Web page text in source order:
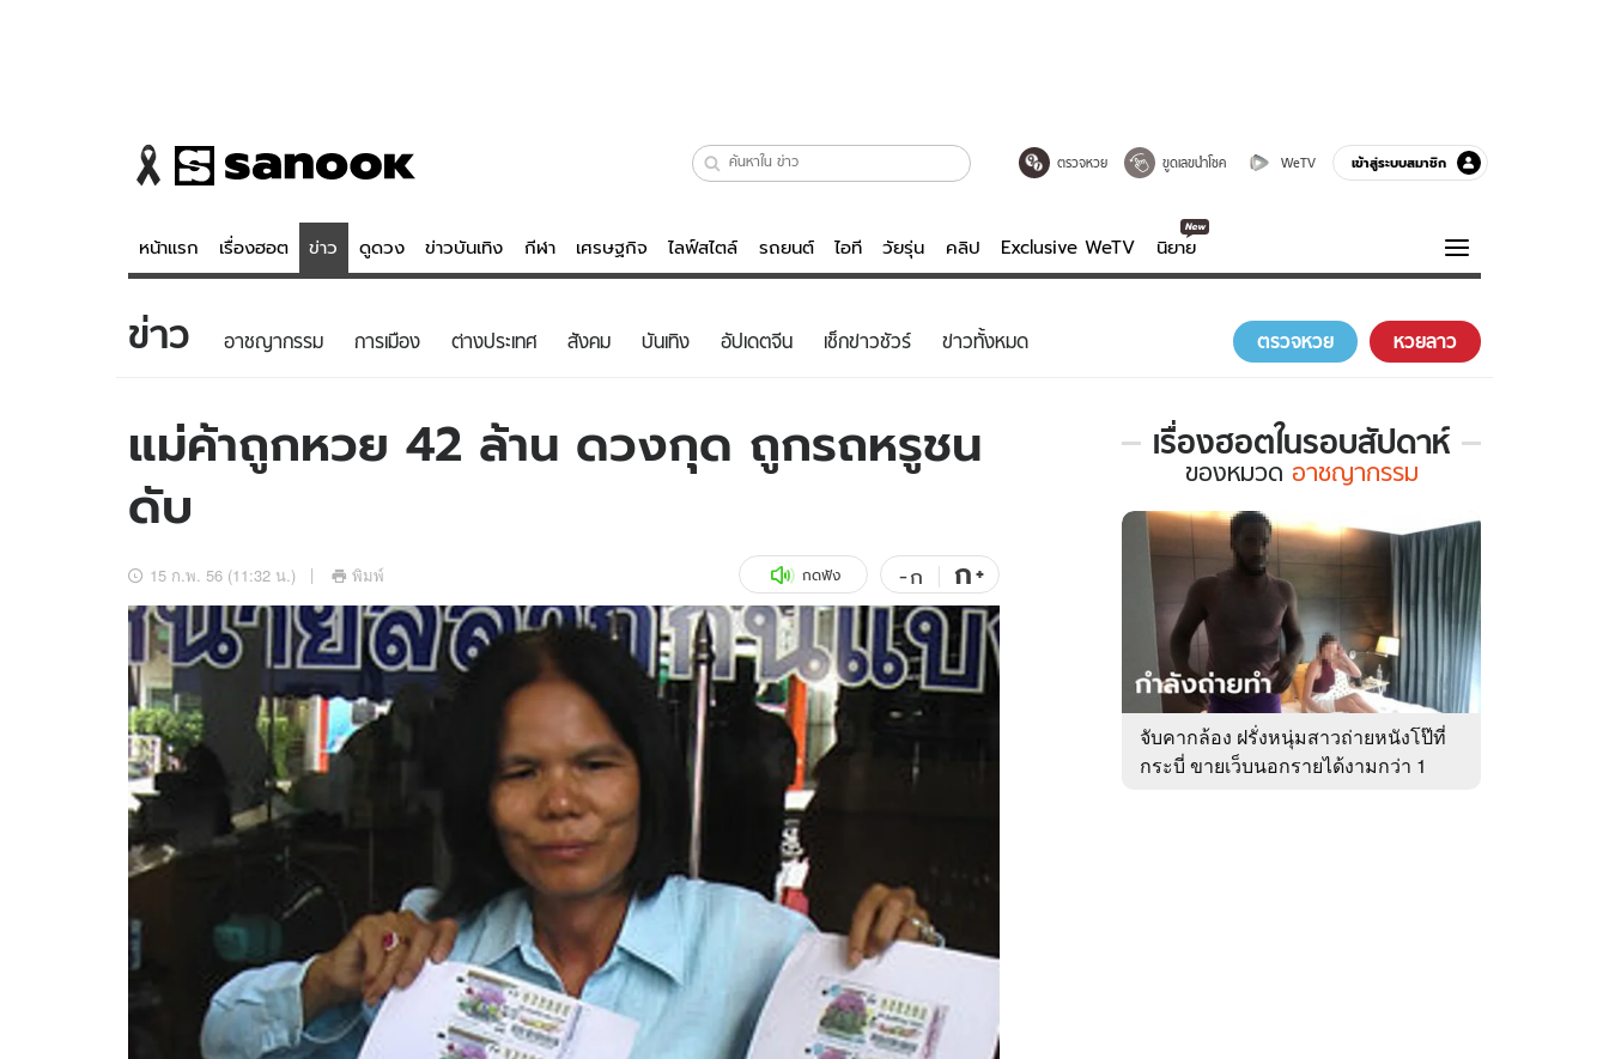
ตรวจหวย ขูดเลขนำโชค WeTV เข้าสู่ระบบสมาชิก
หน้าแรก เรื่องฮอต ข่าว ดูดวง ข่าวบันเทิง กีฬา เศรษฐกิจ ไลฟ์สไตล์ รถยนต์ ไอที วัยรุ่น คลิป Exclusive WeTV นิยาย
ข่าว
ข่าวบันเทิง
ข่าวกีฬา
ข่าวเศรษฐกิจ
อัปเดตจีน
เช็กข่าวชัวร์
ดูดวง - ตรวจหวย
สถิติหวยไทย
ไลฟ์สไตล์
วัยรุ่น
สุขภาพ
เที่ยว-กิน
Tasteful Thailand
Sanook Choice
บันเทิงครบรส
ดูทีวี
WeTV
Exclusive WeTV
นิยาย
ความรู้รอบตัว
ฮาวทู
ดาวน์โหลดสนุกแอปฟรี ติดตามสนุกโซเชียลได้ที่
บริษัท อิมเมจ ฟิวเจอร์ (ประเทศไทย) จำกัด
ข่าว อาชญากรรม การเมือง ต่างประเทศ สังคม บันเทิง อัปเดตจีน เช็กข่าวชัวร์ ข่าวทั้งหมด ตรวจหวย หวยลาว
แม่ค้าถูกหวย 42 ล้าน ดวงกุด ถูกรถหรูชน
ดับ
15 ก.พ. 56 (11:32 น.) พิมพ์ กดฟัง -ก ก+
เรื่องฮอตในรอบสัปดาห์
เรื่อง
ใน
รอบ
สัปดาห์
หมวด
อาชญากรรม
ของหมวด อาชญากรรม
จับคากล้อง ฝรั่งหนุ่มสาวถ่ายหนังโป๊ที่
กระบี่ ขายเว็บนอกรายได้งามกว่า 1